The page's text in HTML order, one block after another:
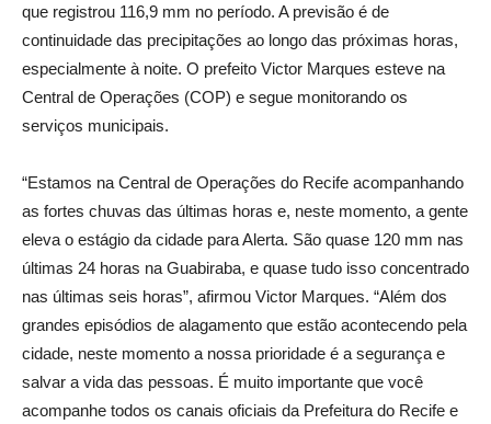
que registrou 116,9 mm no período. A previsão é de
continuidade das precipitações ao longo das próximas horas,
especialmente à noite. O prefeito Victor Marques esteve na
Central de Operações (COP) e segue monitorando os
serviços municipais.
“Estamos na Central de Operações do Recife acompanhando
as fortes chuvas das últimas horas e, neste momento, a gente
eleva o estágio da cidade para Alerta. São quase 120 mm nas
últimas 24 horas na Guabiraba, e quase tudo isso concentrado
nas últimas seis horas”, afirmou Victor Marques. “Além dos
grandes episódios de alagamento que estão acontecendo pela
cidade, neste momento a nossa prioridade é a segurança e
salvar a vida das pessoas. É muito importante que você
acompanhe todos os canais oficiais da Prefeitura do Recife e